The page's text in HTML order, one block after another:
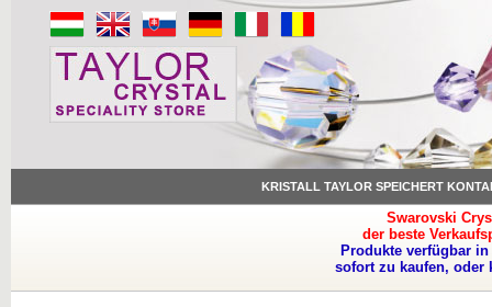
KRISTALL TAYLOR SPEICHERT
Swarovski
der beste
Produkte verfügbar
sofort zu kaufen, oder